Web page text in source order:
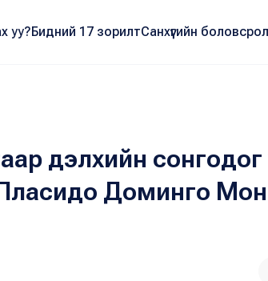
уу?Бидний 17 зорилтСанхүүгийн боловсрол
дэлхийн сонгодог
Доминго